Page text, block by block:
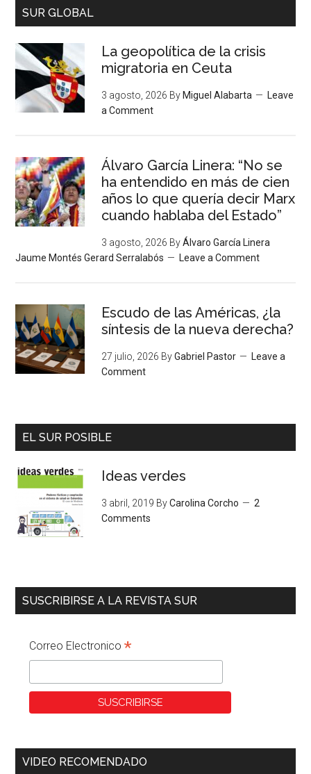
SUR GLOBAL
La geopolítica de la crisis
migratoria en Ceuta
3 agosto, 2026 By Miguel Alabarta
Leave
a Comment
Álvaro García Linera: “No se
ha entendido en más de cien
años lo que quería decir Marx
cuando hablaba del Estado”
3 agosto, 2026 ByÁlvaro García Linera
Jaume Montés Gerard Serralabós
Leave a Comment
Escudo de las Américas, ¿la
síntesis de la nueva derecha?
27 julio, 2026 ByGabriel Pastor
Leave a
Comment
EL SUR POSIBLE
Ideas verdes
3 abril, 2019 ByCarolina Corcho
2
Comments
SUSCRIBIRSE A LA REVISTA SUR
Correo Electronico*
VIDEO RECOMENDADO